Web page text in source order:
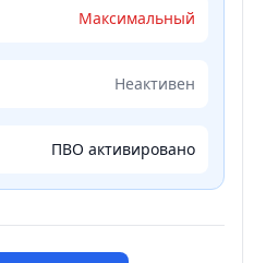
Максимальный
Неактивен
ПВО активировано